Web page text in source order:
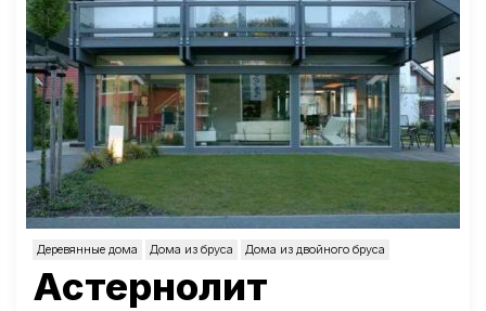
Деревянные дома Дома из бруса Дома из двойного бруса
Астернолит